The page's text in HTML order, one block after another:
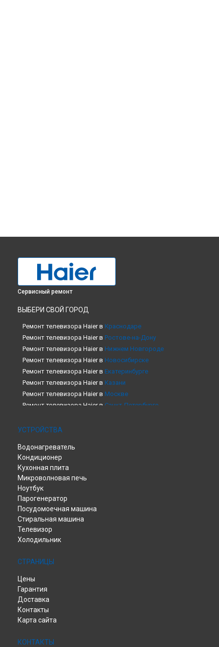
Сервисный ремонт
ВЫБЕРИ СВОЙ ГОРОД
Ремонт телевизора Haier в Краснодаре
Ремонт телевизора Haier в Ростове-на-Дону
Ремонт телевизора Haier в Нижнем Новгороде
Ремонт телевизора Haier в Новосибирске
Ремонт телевизора Haier в Екатеринбурге
Ремонт телевизора Haier в Казани
Ремонт телевизора Haier в Москве
Ремонт телевизора Haier в Санкт-Петербурге
УСТРОЙСТВА
Водонагреватель
Кондиционер
Кухонная плита
Микроволновая печь
Ноутбук
Парогенератор
Посудомоечная машина
Стиральная машина
Телевизор
Холодильник
СТРАНИЦЫ
Цены
Гарантия
Доставка
Контакты
Карта сайта
КОНТАКТЫ